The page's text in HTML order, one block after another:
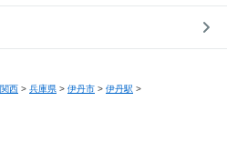
関西 > 兵庫県 > 伊丹市 > 伊丹駅 >